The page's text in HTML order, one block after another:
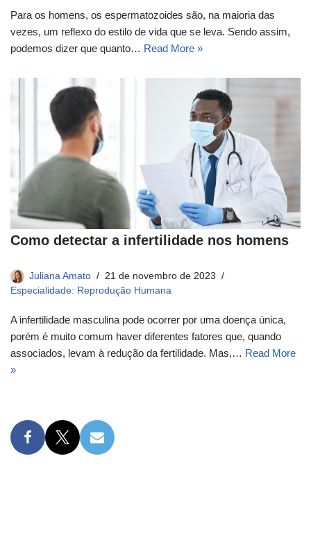
Para os homens, os espermatozoides são, na maioria das
vezes, um reflexo do estilo de vida que se leva. Sendo assim,
podemos dizer que quanto… Read More »
Como detectar a infertilidade nos homens
Juliana Amato
21 de novembro de 2023
Especialidade: Reprodução Humana
A infertilidade masculina pode ocorrer por uma doença única,
porém é muito comum haver diferentes fatores que, quando
associados, levam à redução da fertilidade. Mas,… Read More
»